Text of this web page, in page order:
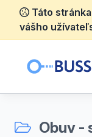
Táto
vášho
Obuv -